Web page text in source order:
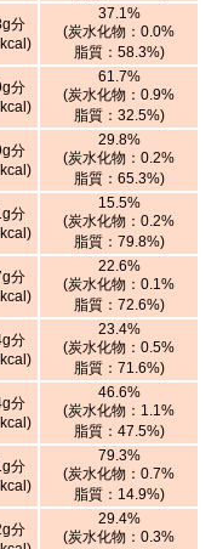
分
37.1%
(炭水化物：0.0%
脂質：58.3%)
分
61.7%
(炭水化物：0.9%
脂質：32.5%)
分
29.8%
(炭水化物：0.2%
脂質：65.3%)
分
15.5%
(炭水化物：0.2%
脂質：79.8%)
分
22.6%
(炭水化物：0.1%
脂質：72.6%)
分
23.4%
(炭水化物：0.5%
脂質：71.6%)
分
46.6%
(炭水化物：1.1%
脂質：47.5%)
分
79.3%
(炭水化物：0.7%
脂質：14.9%)
分
29.4%
(炭水化物：0.3%